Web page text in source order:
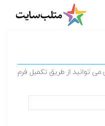
توانید از طریق تکمیل فرم